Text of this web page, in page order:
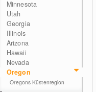
Minnesota
Utah
Georgia
Illinois
Arizona
Hawaii
Nevada
Oregon
Oregons Küstenregion